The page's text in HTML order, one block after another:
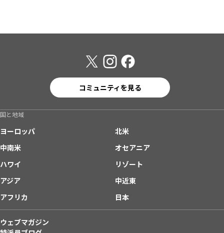
コミュニティを見る
国と地域
ヨーロッパ
北米
中南米
オセアニア
ハワイ
リゾート
アジア
中近東
アフリカ
日本
ウェブマガジン